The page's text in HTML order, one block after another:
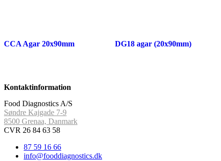
CCA Agar 20x90mm DG18 agar (20x90mm)
Kontaktinformation
Food Diagnostics A/S
Søndre Kajgade 7-9
8500 Grenaa, Danmark
CVR 26 84 63 58
87 59 16 66
info@fooddiagnostics.dk